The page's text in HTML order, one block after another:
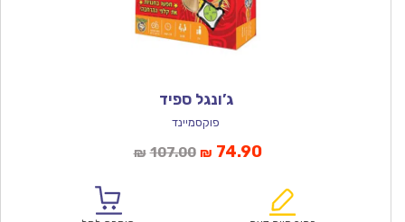
ג’ונגל ספיד
פוקסמיינד
₪ 107.00המחיר
₪ 74.90המחיר
הוא: